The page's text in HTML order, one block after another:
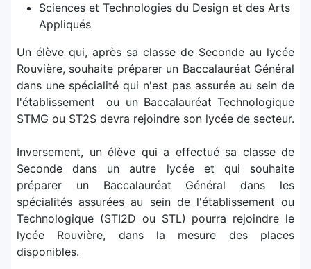
Sciences et Technologies du Design et des Arts
Appliqués
Un élève qui, après sa classe de Seconde au lycée
Rouvière, souhaite préparer un Baccalauréat Général
dans une spécialité qui n'est pas assurée au sein de
l'établissement ou un Baccalauréat Technologique
STMG ou ST2S devra rejoindre son lycée de secteur.
Inversement, un élève qui a effectué sa classe de
Seconde dans un autre lycée et qui souhaite
préparer un Baccalauréat Général dans les
spécialités assuréesau sein de l'établissementou
Technologique (STI2D ou STL) pourra rejoindre le
lycée Rouvière, dans la mesure des places
disponibles.